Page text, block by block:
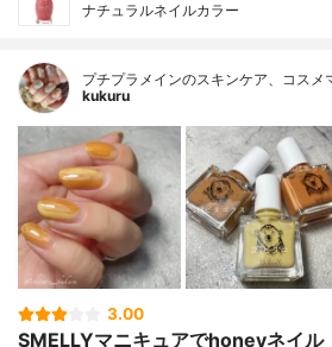
ナチュラルネイルカラー
プチプラメインのスキンケア、コスメ
kukuru
3.00
SMELLYマニキュアでhoneyネイル